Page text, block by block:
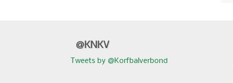
@KNKV
Tweets by @Korfbalverbond